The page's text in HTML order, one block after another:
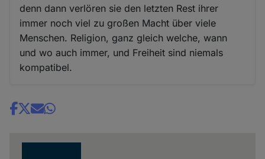
denn dann verlören sie den letzten Rest ihrer
immer noch viel zu großen Macht über viele
Menschen. Religion, ganz gleich welche, wann
und wo auch immer, und Freiheit sind niemals
kompatibel.
Share